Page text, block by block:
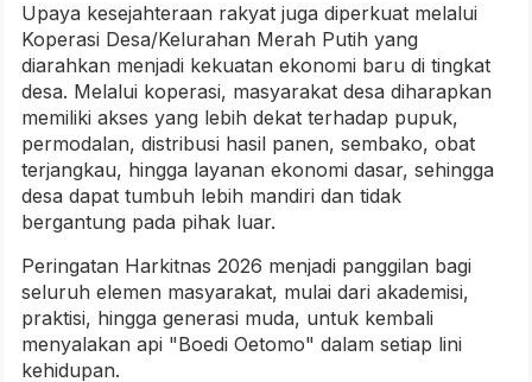
Upaya kesejahteraan rakyat juga diperkuat melalui
Koperasi Desa/Kelurahan Merah Putih yang
diarahkan menjadi kekuatan ekonomi baru di tingkat
desa. Melalui koperasi, masyarakat desa diharapkan
memiliki akses yang lebih dekat terhadap pupuk,
permodalan, distribusi hasil panen, sembako, obat
terjangkau, hingga layanan ekonomi dasar, sehingga
desa dapat tumbuh lebih mandiri dan tidak
bergantung pada pihak luar.
Peringatan Harkitnas 2026 menjadi panggilan bagi
seluruh elemen masyarakat, mulai dari akademisi,
praktisi, hingga generasi muda, untuk kembali
menyalakan api "Boedi Oetomo" dalam setiap lini
kehidupan.